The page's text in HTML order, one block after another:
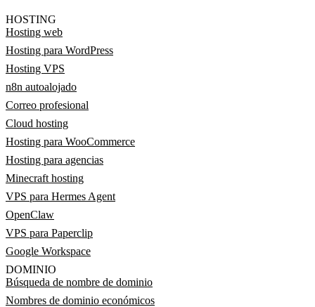
HOSTING
Hosting web
Hosting para WordPress
Hosting VPS
n8n autoalojado
Correo profesional
Cloud hosting
Hosting para WooCommerce
Hosting para agencias
Minecraft hosting
VPS para Hermes Agent
OpenClaw
VPS para Paperclip
Google Workspace
DOMINIO
Búsqueda de nombre de dominio
Nombres de dominio económicos